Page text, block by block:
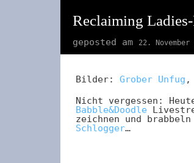
Reclaiming
geposted am 22.
Bilder: Grober Unfug ,
Nicht vergessen:
Babble&Doodle
zeichnen und
Schlogger…